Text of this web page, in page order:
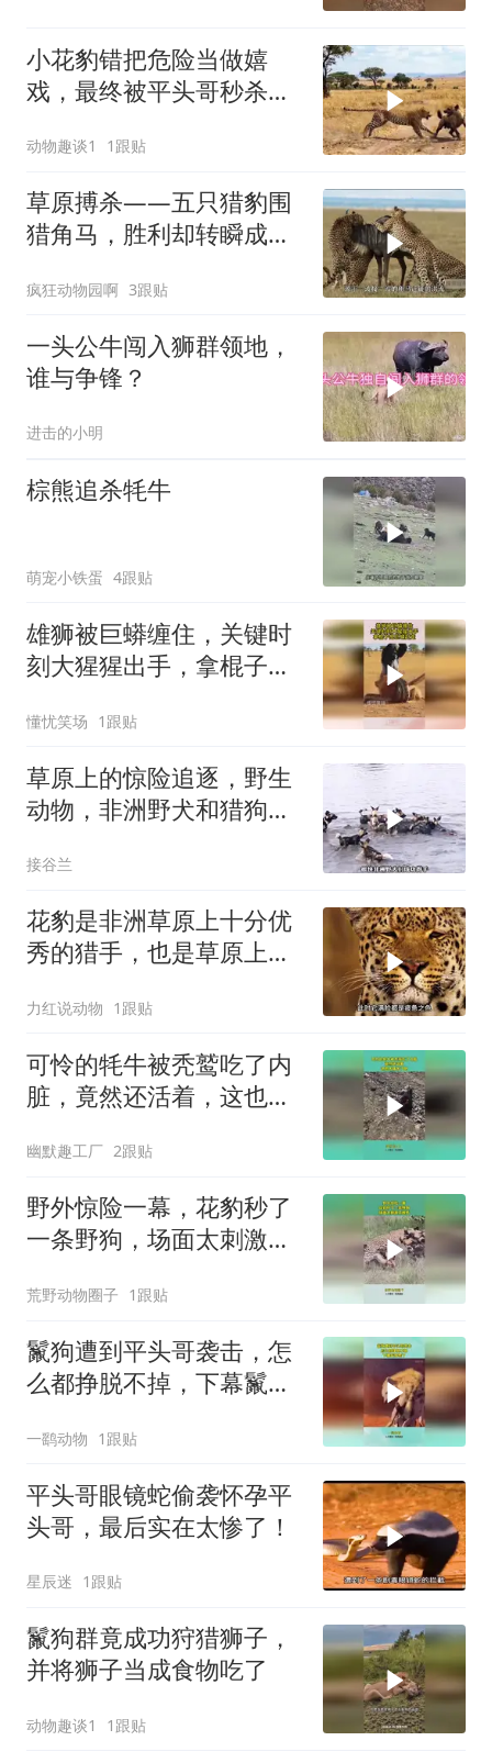
小花豹错把危险当做嬉
戏，最终被平头哥秒杀，
动物趣谈1 1跟贴
草原搏杀——五只猎豹围
猎角马，胜利却转瞬成幻
疯狂动物园啊 3跟贴
一头公牛闯入狮群领地，
谁与争锋？
进击的小明
棕熊追杀牦牛
萌宠小铁蛋 4跟贴
雄狮被巨蟒缠住，关键时
刻大猩猩出手，拿棍子把
懂忧笑场 1跟贴
草原上的惊险追逐，野生
动物，非洲野犬和猎狗大
接谷兰
花豹是非洲草原上十分优
秀的猎手，也是草原上得
力红说动物 1跟贴
可怜的牦牛被秃鹫吃了内
脏，竟然还活着，这也太
幽默趣工厂 2跟贴
野外惊险一幕，花豹秒了
一条野狗，场面太刺激不
荒野动物圈子 1跟贴
鬣狗遭到平头哥袭击，怎
么都挣脱不掉，下幕鬣狗
一鹞动物 1跟贴
平头哥眼镜蛇偷袭怀孕平
头哥，最后实在太惨了！
星辰迷 1跟贴
鬣狗群竟成功狩猎狮子，
并将狮子当成食物吃了
动物趣谈1 1跟贴